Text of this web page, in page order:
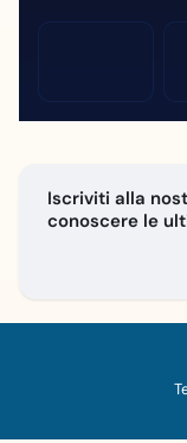
Iscriviti alla
conoscere le